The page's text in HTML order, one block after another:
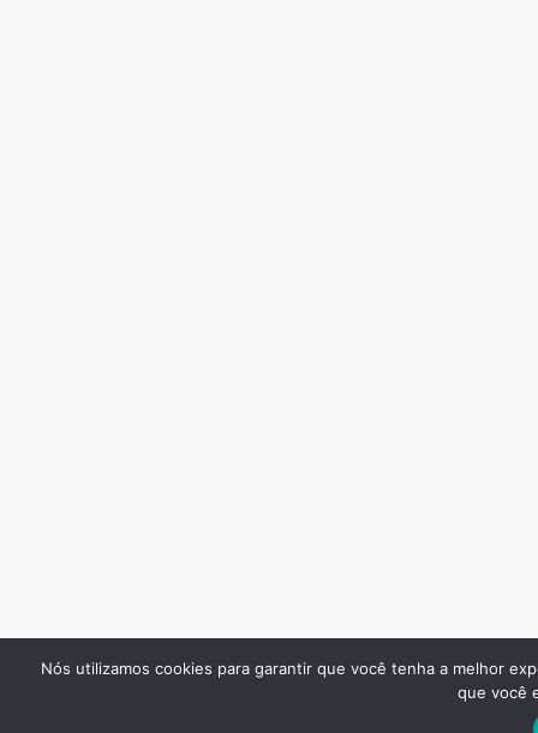
Nós utilizamos cookies para garantir que você tenha a melhor
que você